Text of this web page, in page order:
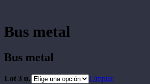
Bus metal
Bus metal
Lot 3 u.
Limpiar